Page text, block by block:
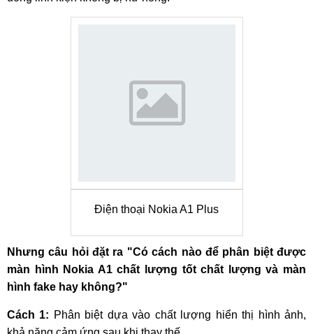
Điện thoại Nokia A1 Plus
Nhưng câu hỏi đặt ra "Có cách nào để phân biệt được
màn hình Nokia A1 chất lượng tốt chất lượng và màn
hình fake hay không?"
Cách 1: Phân biệt dựa vào chất lượng hiển thị hình ảnh,